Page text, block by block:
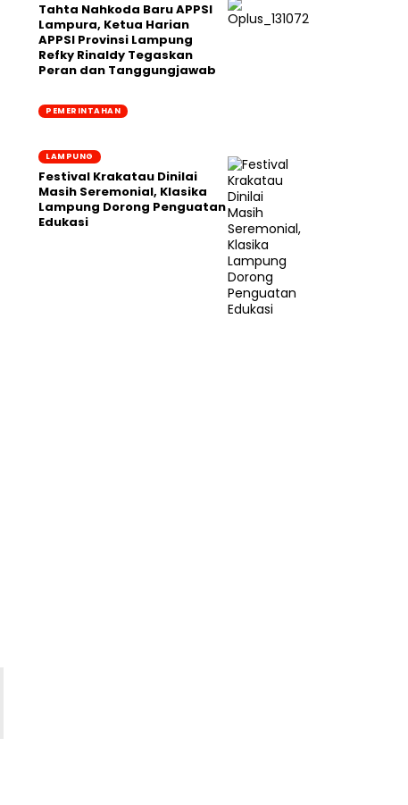
Tahta Nahkoda Baru APPSI
Lampura, Ketua Harian
APPSI Provinsi Lampung
Refky Rinaldy Tegaskan
Peran dan Tanggungjawab
PEMERINTAHAN
LAMPUNG
Festival Krakatau Dinilai
Masih Seremonial, Klasika
Lampung Dorong Penguatan
Edukasi